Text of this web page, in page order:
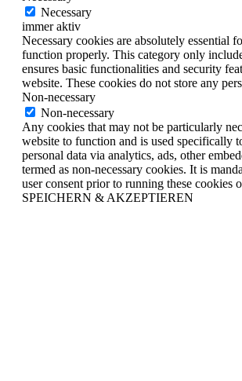
Necessary
immer aktiv
Necessary cookies are absolutely essential
function properly. This category only
ensures basic functionalities and security
website. These cookies do not store any
Non-necessary
Non-necessary
Any cookies that may not be particularly
website to function and is used specifically
personal data via analytics, ads, other
termed as non-necessary cookies. It is
user consent prior to running these cookies
SPEICHERN & AKZEPTIEREN